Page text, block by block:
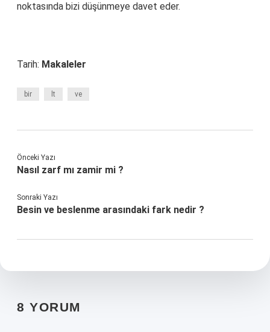
noktasında bizi düşünmeye davet eder.
Tarih: Makaleler
bir lt ve
Önceki Yazı
Nasıl zarf mı zamir mi ?
Sonraki Yazı
Besin ve beslenme arasındaki fark nedir ?
8 YORUM